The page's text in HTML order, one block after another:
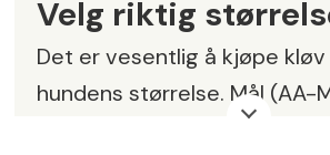
Velg riktig
Det er vesentlig å kjøpe
hundens størrelse. Mål (AA-